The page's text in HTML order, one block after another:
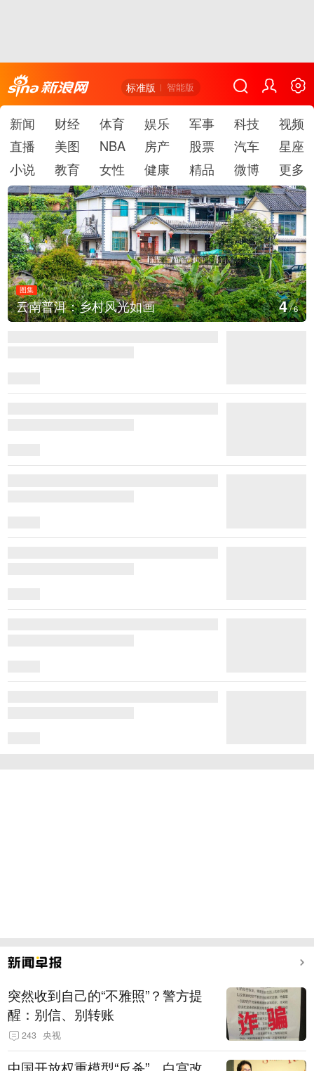
标准版 智能版
新闻 财经 体育 娱乐 军事 科技
视频
直播
美图 NBA 房产 股票 汽车
星座
小说
教育 女性 健康 精品 微博 更多
图集
安徽长丰：葡萄丰收采摘忙 5/6
突然收到自己的“不雅照”？警方提
醒：别信、别转账
243 央视